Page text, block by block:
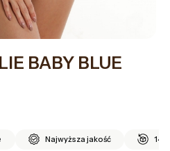
BABY BLUE
Najwyższa jakość 14